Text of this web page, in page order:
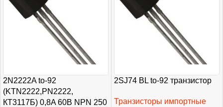
2N2222A to-92
(KTN2222,PN2222,
КТ3117Б) 0,8A 60B NPN 250
2SJ74 BL to-92 транзистор
Транзисторы импортные